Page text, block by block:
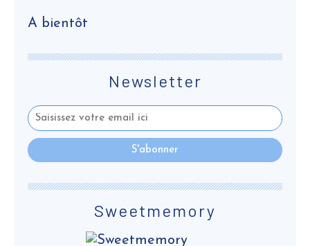
Newsletter
Sweetmemory
A bientôt